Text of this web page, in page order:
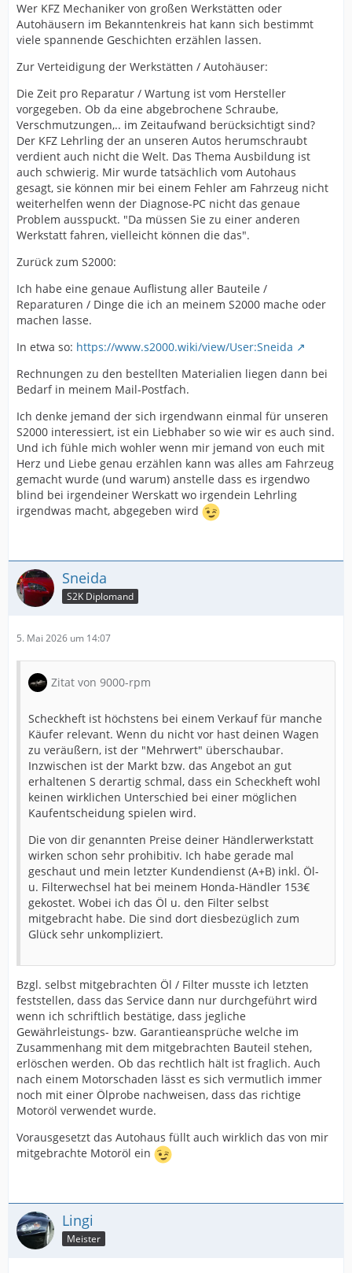
Wer KFZ Mechaniker von großen Werkstätten oder
Autohäusern im Bekanntenkreis hat kann sich bestimmt
viele spannende Geschichten erzählen lassen.
Zur Verteidigung der Werkstätten / Autohäuser:
Die Zeit pro Reparatur / Wartung ist vom Hersteller
vorgegeben. Ob da eine abgebrochene Schraube,
Verschmutzungen,.. im Zeitaufwand berücksichtigt sind?
Der KFZ Lehrling der an unseren Autos herumschraubt
verdient auch nicht die Welt. Das Thema Ausbildung ist
auch schwierig. Mir wurde tatsächlich vom Autohaus
gesagt, sie können mir bei einem Fehler am Fahrzeug nicht
weiterhelfen wenn der Diagnose-PC nicht das genaue
Problem ausspuckt. "Da müssen Sie zu einer anderen
Werkstatt fahren, vielleicht können die das".
Zurück zum S2000:
Ich habe eine genaue Auflistung aller Bauteile /
Reparaturen / Dinge die ich an meinem S2000 mache oder
machen lasse.
In etwa so: https://www.s2000.wiki/view/User:Sneida
Rechnungen zu den bestellten Materialien liegen dann bei
Bedarf in meinem Mail-Postfach.
Ich denke jemand der sich irgendwann einmal für unseren
S2000 interessiert, ist ein Liebhaber so wie wir es auch sind.
Und ich fühle mich wohler wenn mir jemand von euch mit
Herz und Liebe genau erzählen kann was alles am Fahrzeug
gemacht wurde (und warum) anstelle dass es irgendwo
blind bei irgendeiner Werskatt wo irgendein Lehrling
irgendwas macht, abgegeben wird
Sneida
S2K Diplomand
5. Mai 2026 um 14:07
Zitat von 9000-rpm
Scheckheft ist höchstens bei einem Verkauf für manche
Käufer relevant. Wenn du nicht vor hast deinen Wagen
zu veräußern, ist der "Mehrwert" überschaubar.
Inzwischen ist der Markt bzw. das Angebot an gut
erhaltenen S derartig schmal, dass ein Scheckheft wohl
keinen wirklichen Unterschied bei einer möglichen
Kaufentscheidung spielen wird.
Die von dir genannten Preise deiner Händlerwerkstatt
wirken schon sehr prohibitiv. Ich habe gerade mal
geschaut und mein letzter Kundendienst (A+B) inkl. Öl-
u. Filterwechsel hat bei meinem Honda-Händler 153€
gekostet. Wobei ich das Öl u. den Filter selbst
mitgebracht habe. Die sind dort diesbezüglich zum
Glück sehr unkompliziert.
Bzgl. selbst mitgebrachten Öl / Filter musste ich letzten
feststellen, dass das Service dann nur durchgeführt wird
wenn ich schriftlich bestätige, dass jegliche
Gewährleistungs- bzw. Garantieansprüche welche im
Zusammenhang mit dem mitgebrachten Bauteil stehen,
erlöschen werden. Ob das rechtlich hält ist fraglich. Auch
nach einem Motorschaden lässt es sich vermutlich immer
noch mit einer Ölprobe nachweisen, dass das richtige
Motoröl verwendet wurde.
Vorausgesetzt das Autohaus füllt auch wirklich das von mir
mitgebrachte Motoröl ein
Lingi
Meister